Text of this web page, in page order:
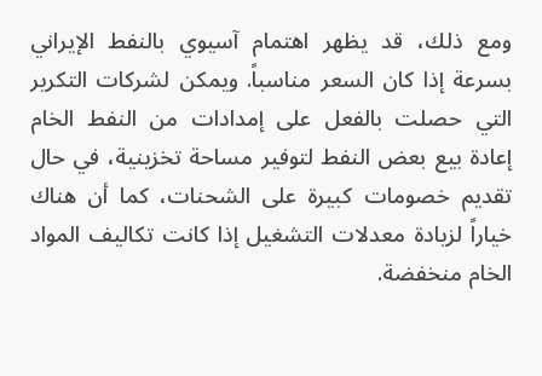
ومع ذلك، قد يظهر اهتمام آسيوي بالنفط الإيراني
بسرعة إذا كان السعر مناسباً. ويمكن لشركات التكرير
التي حصلت بالفعل على إمدادات من النفط الخام
إعادة بيع بعض النفط لتوفير مساحة تخزينية، في حال
تقديم خصومات كبيرة على الشحنات، كما أن هناك
خياراً لزيادة معدلات التشغيل إذا كانت تكاليف المواد
الخام منخفضة.